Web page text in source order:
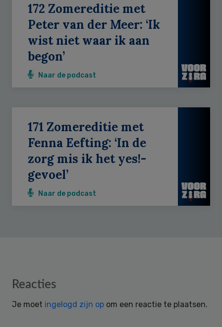
172 Zomereditie met
Peter van der Meer: ‘Ik
wist niet waar ik aan
begon’
Naar de podcast
171 Zomereditie met
Fenna Eefting: ‘In de
zorg mis ik het yes!-
gevoel’
Naar de podcast
Reader
Reacties
Je moet ingelogd zijn op om een reactie te plaatsen.